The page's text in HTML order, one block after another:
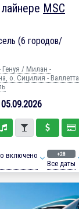
MSC
(6 городов/
Генуя / Милан -
о. Сицилия - Валлетта
включено +28
Все даты